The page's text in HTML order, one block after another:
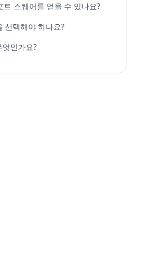
트 스퀘어를 얻을 수 있나요?
선택해야 하나요?
인가요?